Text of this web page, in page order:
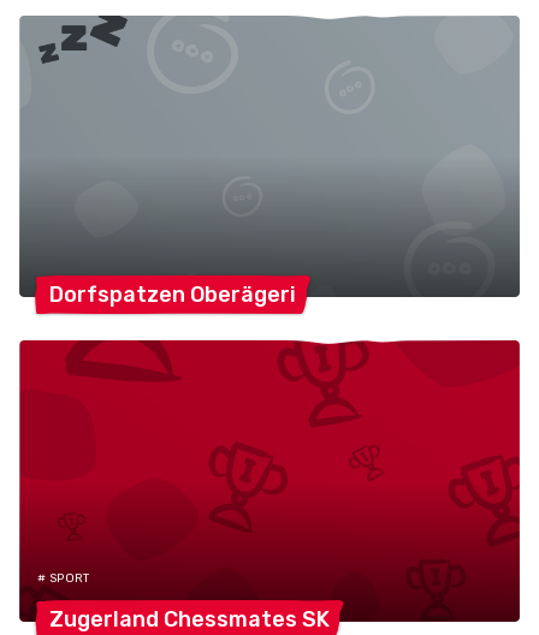
Dorfspatzen Oberägeri
# SPORT
Zugerland Chessmates SK